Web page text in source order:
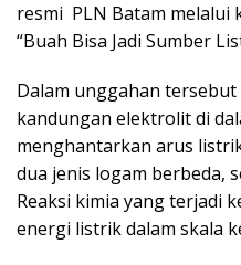
resmi PLN Batam melalui
“Buah Bisa Jadi Sumber
Dalam unggahan tersebut
kandungan elektrolit di
menghantarkan arus
dua jenis logam berbeda,
Reaksi kimia yang terjadi
energi listrik dalam skala